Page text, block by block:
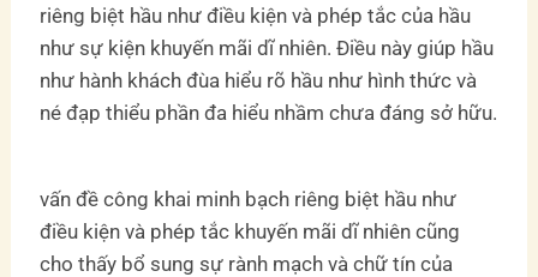
riêng biệt hầu như điều kiện và phép tắc của hầu
như sự kiện khuyến mãi dĩ nhiên. Điều này giúp hầu
như hành khách đùa hiểu rõ hầu như hình thức và
né đạp thiểu phần đa hiểu nhầm chưa đáng sở hữu.
vấn đề công khai minh bạch riêng biệt hầu như
điều kiện và phép tắc khuyến mãi dĩ nhiên cũng
cho thấy bổ sung sự rành mạch và chữ tín của